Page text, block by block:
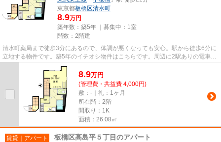
東京都板橋区清水町
8.9万円
築年数：築5年 ｜募集中： 1室
階数：2階建
清水町薬局まで徒歩3分にあるので、体調が悪くなっても安心。駅から徒歩6分に
立地する物件です。築5年のイチオシ物件はこちらです。周辺に2駅ありの電車通
勤しやすいアパートです。ご...
8.9万円
(管理費・共益費 4,000円)
敷：-｜礼：1ヶ月
所在階：2階
間取り：1K
面積：26.08㎡
賃貸｜アパート 板橋区高島平５丁目のアパート